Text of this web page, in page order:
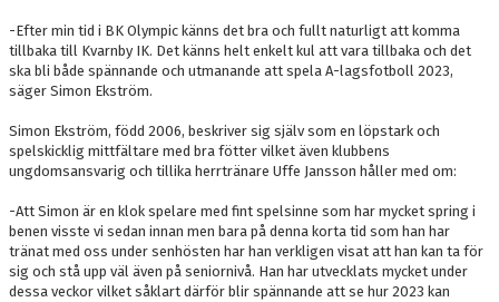
-Efter min tid i BK Olympic känns det bra och fullt naturligt att komma
tillbaka till Kvarnby IK. Det känns helt enkelt kul att vara tillbaka och det
ska bli både spännande och utmanande att spela A-lagsfotboll 2023,
säger Simon Ekström.
Simon Ekström, född 2006, beskriver sig själv som en löpstark och
spelskicklig mittfältare med bra fötter vilket även klubbens
ungdomsansvarig och tillika herrtränare Uffe Jansson håller med om:
-Att Simon är en klok spelare med fint spelsinne som har mycket spring i
benen visste vi sedan innan men bara på denna korta tid som han har
tränat med oss under senhösten har han verkligen visat att han kan ta för
sig och stå upp väl även på seniornivå. Han har utvecklats mycket under
dessa veckor vilket såklart därför blir spännande att se hur 2023 kan